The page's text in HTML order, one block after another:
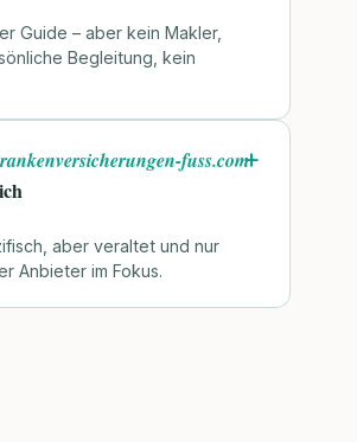
Guide – aber kein Makler,
Begleitung, kein
fuss.com
aber veraltet und nur
Anbieter im Fokus.